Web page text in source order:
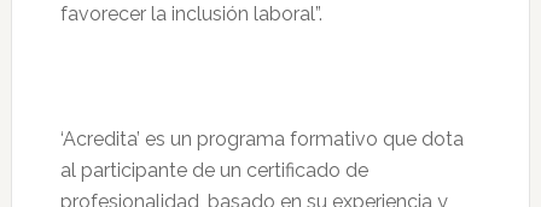
favorecer la inclusión laboral”.
‘Acredita’ es un programa formativo que dota
al participante de un certificado de
profesionalidad, basado en su experiencia y